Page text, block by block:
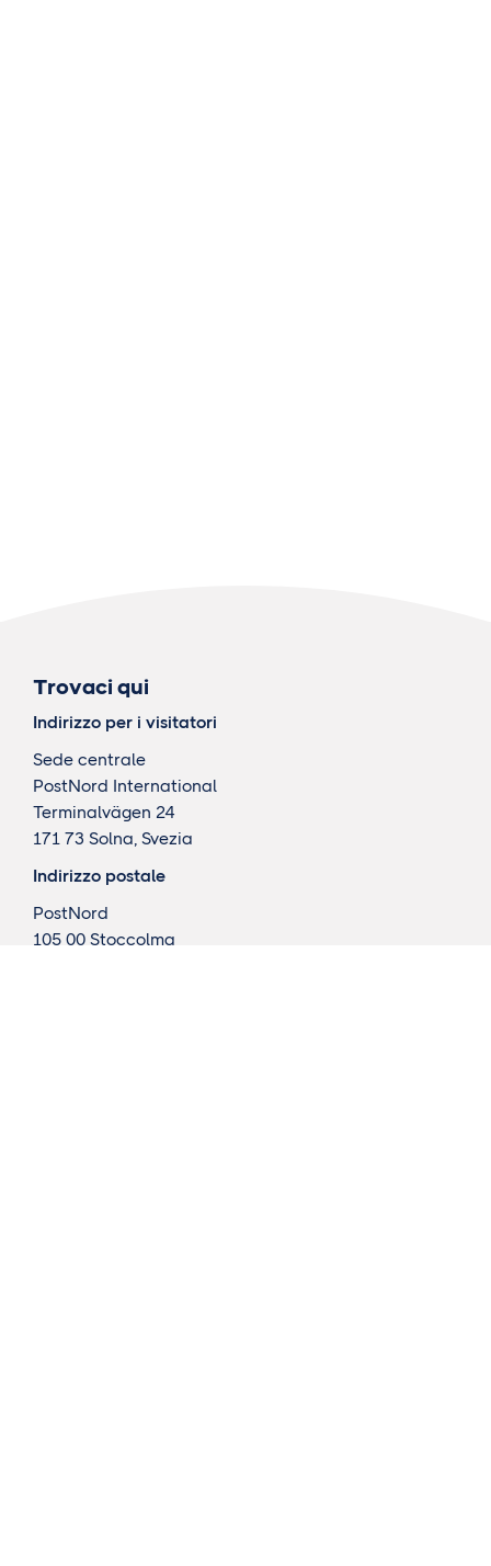
Trovaci qui
Indirizzo per i visitatori
Sede centrale
PostNord International
Terminalvägen 24
171 73 Solna, Svezia
Indirizzo postale
PostNord
105 00 Stoccolma